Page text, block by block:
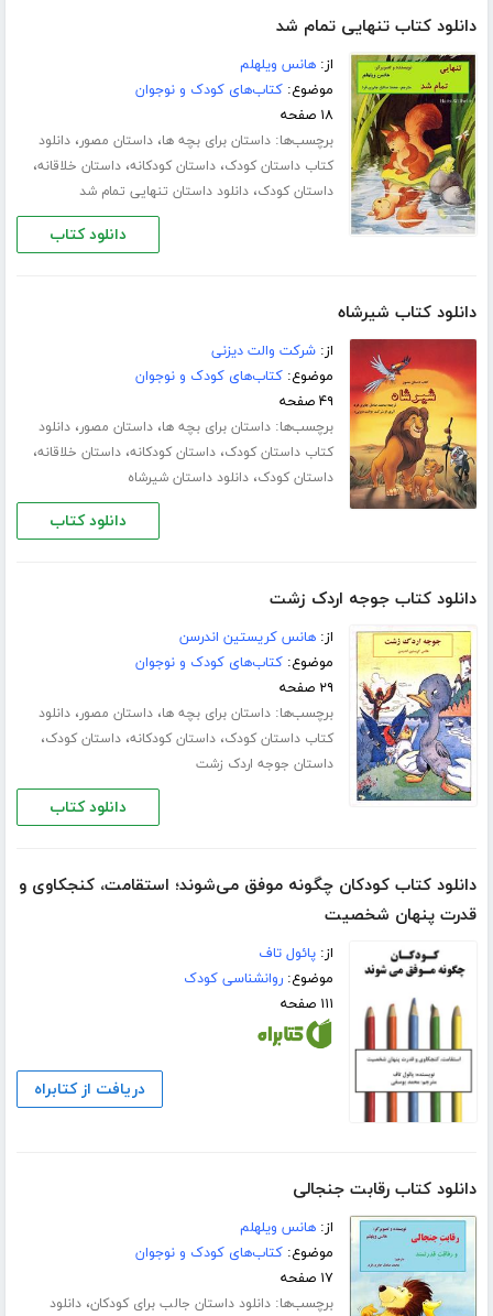
دانلود کتاب تنهایی تمام شد
از:هانس ویلهلم
موضوع:کتاب‌های کودک و نوجوان
۱۸ صفحه
برچسب‌ها:داستان برای بچه ها،داستان مصور،دانلود
کتاب داستان کودک،داستان کودکانه،داستان خلاقانه،
داستان کودک،دانلود داستان تنهایی تمام شد
دانلود کتاب
دانلود کتاب شیرشاه
از:شرکت والت دیزنی
موضوع:کتاب‌های کودک و نوجوان
۴۹ صفحه
برچسب‌ها:داستان برای بچه ها،داستان مصور،دانلود
کتاب داستان کودک،داستان کودکانه،داستان خلاقانه،
داستان کودک،دانلود داستان شیرشاه
دانلود کتاب
دانلود کتاب جوجه اردک زشت
از:هانس کریستین اندرسن
موضوع:کتاب‌های کودک و نوجوان
۲۹ صفحه
برچسب‌ها:داستان برای بچه ها،داستان مصور،دانلود
کتاب داستان کودک،داستان کودکانه،داستان کودک،
داستان جوجه اردک زشت
دانلود کتاب
دانلود کتاب کودکان چگونه موفق می‌شوند؛ استقامت، کنجکاوی و
قدرت پنهان شخصیت
از:پائول تاف
موضوع:روانشناسی کودک
۱۱۱ صفحه
دریافت از کتابراه
دانلود کتاب رقابت جنجالی
از:هانس ویلهلم
موضوع:کتاب‌های کودک و نوجوان
۱۷ صفحه
برچسب‌ها:دانلود داستان جالب برای کودکان،دانلود